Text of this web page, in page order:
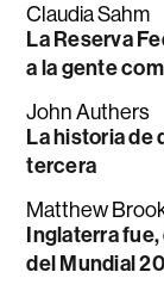
Claudia Sahm
La Reserva
a la gente
John Authers
La historia de
tercera
Matthew
Inglaterra fue,
del Mundial